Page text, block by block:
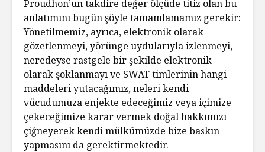
Proudhon’un takdire değer ölçüde titiz olan bu
anlatımını bugün şöyle tamamlamamız gerekir:
Yönetilmemiz, ayrıca, elektronik olarak
gözetlenmeyi, yörünge uydularıyla izlenmeyi,
neredeyse rastgele bir şekilde elektronik
olarak şoklanmayı ve SWAT timlerinin hangi
maddeleri yutacağımız, neleri kendi
vücudumuza enjekte edeceğimiz veya içimize
çekeceğimize karar vermek doğal hakkımızı
çiğneyerek kendi mülkümüzde bize baskın
yapmasını da gerektirmektedir.